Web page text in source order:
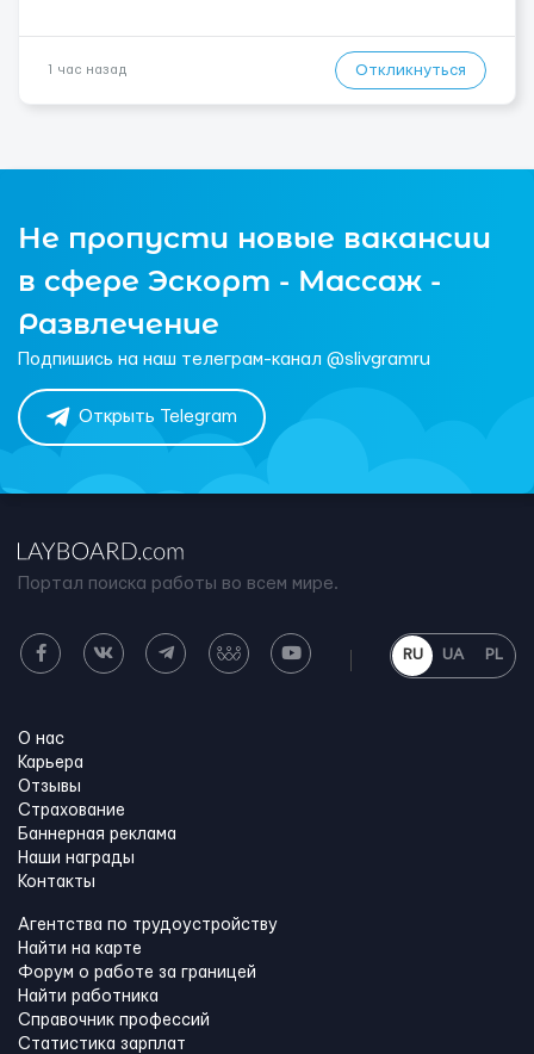
1 час назад Откликнуться
Не пропусти новые вакансии
в сфере Эскорт - Массаж -
Развлечение
Подпишись на наш телеграм-канал @slivgramru
Открыть Telegram
Портал поиска работы во всем мире.
RU UA PL
О нас
Карьера
Отзывы
Страхование
Баннерная реклама
Наши награды
Контакты
Агентства по трудоустройству
Найти на карте
Форум о работе за границей
Найти работника
Справочник профессий
Статистика зарплат